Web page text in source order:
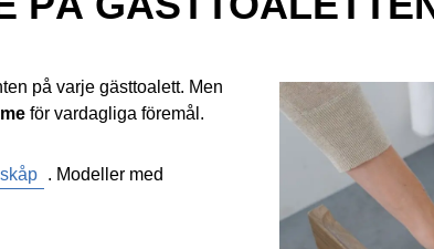
på varje gästtoalett. Men
för vardagliga föremål.
. Modeller med